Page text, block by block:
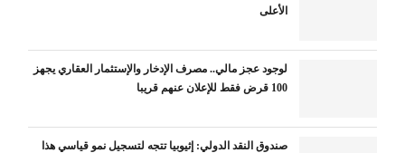
الأعلى
لوجود عجز مالي.. مصرف الإدخار والإستثمار العقاري يجهز
100 قرض فقط للإعلان عنهم قريبا
صندوق النقد الدولي: إثيوبيا تتجه لتسجيل نمو قياسي هذا